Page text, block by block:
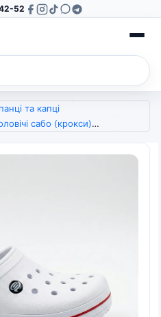
52
та капці
сабо (крокси) Білі з червоною смугою (41-45) з піни ЕВА для медиків та кухарів (арт. 7814)